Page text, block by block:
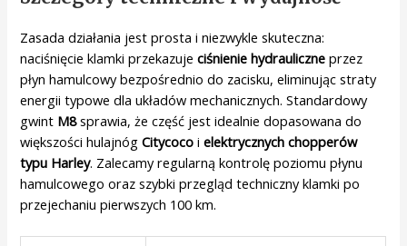
Zasada działania jest prosta i niezwykle skuteczna:
naciśnięcie klamki przekazujeciśnienie hydrauliczne przez
płyn hamulcowy bezpośrednio do zacisku, eliminując straty
energii typowe dla układów mechanicznych. Standardowy
gwint M8sprawia, że część jest idealnie dopasowana do
większości hulajnógCitycoco ielektrycznych chopperów
typu Harley. Zalecamy regularną kontrolę poziomu płynu
hamulcowego oraz szybki przegląd techniczny klamki po
przejechaniu pierwszych 100 km.